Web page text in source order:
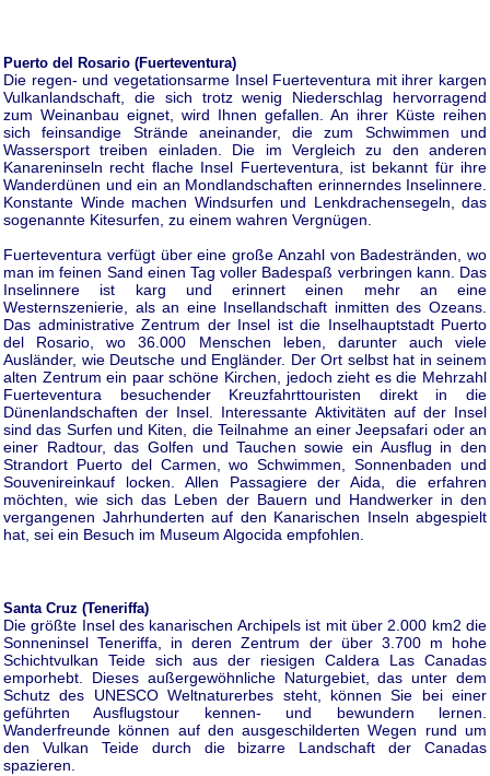
Puerto del Rosario (Fuerteventura)
Die regen- und vegetationsarme Insel Fuerteventura mit ihrer kargen
Vulkanlandschaft, die sich trotz wenig Niederschlag hervorragend
zum Weinanbau eignet, wird Ihnen gefallen. An ihrer Küste reihen
sich feinsandige Strände aneinander, die zum Schwimmen und
Wassersport treiben einladen. Die im Vergleich zu den anderen
Kanareninseln recht flache Insel Fuerteventura, ist bekannt für ihre
Wanderdünen und ein an Mondlandschaften erinnerndes Inselinnere.
Konstante Winde machen Windsurfen und Lenkdrachensegeln, das
sogenannte Kitesurfen, zu einem wahren Vergnügen.
Fuerteventura verfügt über eine große Anzahl von Badestränden, wo
man im feinen Sand einen Tag voller Badespaß verbringen kann. Das
Inselinnere ist karg und erinnert einen mehr an eine
Westernszenierie, als an eine Insellandschaft inmitten des Ozeans.
Das administrative Zentrum der Insel ist die Inselhauptstadt Puerto
del Rosario, wo 36.000 Menschen leben, darunter auch viele
Ausländer, wie Deutsche und Engländer. Der Ort selbst hat in seinem
alten Zentrum ein paar schöne Kirchen, jedoch zieht es die Mehrzahl
Fuerteventura besuchender Kreuzfahrttouristen direkt in die
Dünenlandschaften der Insel. Interessante Aktivitäten auf der Insel
sind das Surfen und Kiten, die Teilnahme an einer Jeepsafari oder an
einer Radtour, das Golfen und Tauchen sowie ein Ausflug in den
Strandort Puerto del Carmen, wo Schwimmen, Sonnenbaden und
Souvenireinkauf locken. Allen Passagiere der Aida, die erfahren
möchten, wie sich das Leben der Bauern und Handwerker in den
vergangenen Jahrhunderten auf den Kanarischen Inseln abgespielt
hat, sei ein Besuch im Museum Algocida empfohlen.
Santa Cruz (Teneriffa)
Die größte Insel des kanarischen Archipels ist mit über 2.000 km2 die
Sonneninsel Teneriffa, in deren Zentrum der über 3.700 m hohe
Schichtvulkan Teide sich aus der riesigen Caldera Las Canadas
emporhebt. Dieses außergewöhnliche Naturgebiet, das unter dem
Schutz des UNESCO Weltnaturerbes steht, können Sie bei einer
geführten Ausflugstour kennen- und bewundern lernen.
Wanderfreunde können auf den ausgeschilderten Wegen rund um
den Vulkan Teide durch die bizarre Landschaft der Canadas
spazieren.